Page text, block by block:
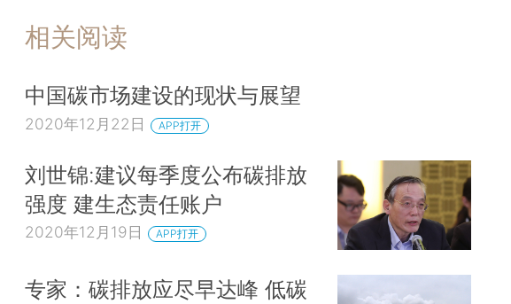
相关阅读
中国碳市场建设的现状与展望
2020年12月22日 APP打开
刘世锦:建议每季度公布碳排放
强度 建生态责任账户
2020年12月19日 APP打开
专家：碳排放应尽早达峰 低碳